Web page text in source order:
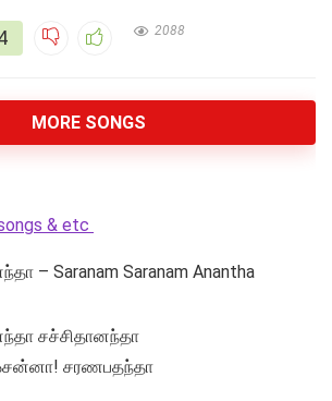
2088
MORE SONGS
& etc
– Saranam Saranam Anantha
சச்சிதானந்தா
சரணபதந்தா